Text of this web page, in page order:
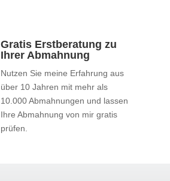
Gratis Erstberatung zu
Ihrer Abmahnung
Nutzen Sie meine Erfahrung aus
über 10 Jahren mit mehr als
10.000 Abmahnungen und lassen
Ihre Abmahnung von mir gratis
prüfen.